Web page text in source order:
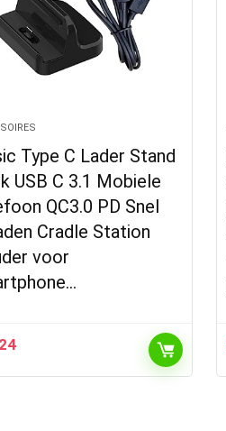
Type C Lader Stand
USB C 3.1 Mobiele
QC3.0 PD Snel
Cradle Station
voor